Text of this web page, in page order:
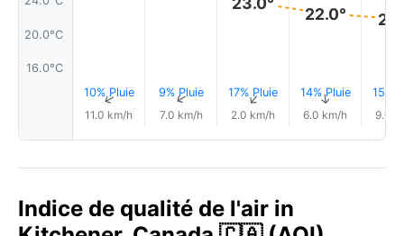
20.0°C
16.0°C
10% Pluie
↑
11.0 km/h
9% Pluie
↑
7.0 km/h
17% Pluie
↑
2.0 km/h
22.0°
14% Pluie
↑
6.0 km/h
15%
9.0
Indice de qualité de l'air in